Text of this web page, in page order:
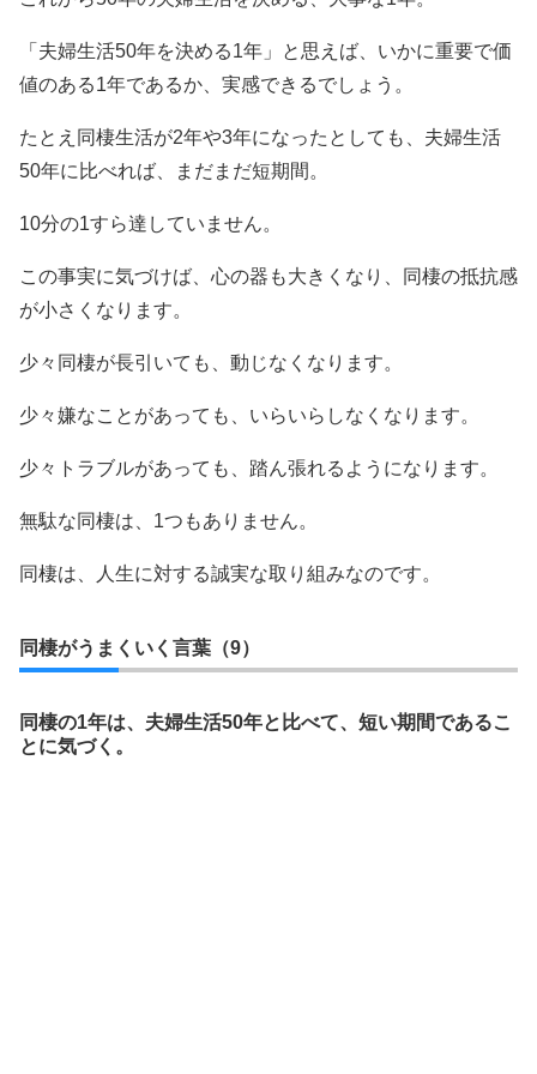
「夫婦生活50年を決める1年」と思えば、いかに重要で価
値のある1年であるか、実感できるでしょう。
たとえ同棲生活が2年や3年になったとしても、夫婦生活
50年に比べれば、まだまだ短期間。
10分の1すら達していません。
この事実に気づけば、心の器も大きくなり、同棲の抵抗感
が小さくなります。
少々同棲が長引いても、動じなくなります。
少々嫌なことがあっても、いらいらしなくなります。
少々トラブルがあっても、踏ん張れるようになります。
無駄な同棲は、1つもありません。
同棲は、人生に対する誠実な取り組みなのです。
同棲がうまくいく言葉（9）
同棲の1年は、夫婦生活50年と比べて、短い期間であるこ
とに気づく。